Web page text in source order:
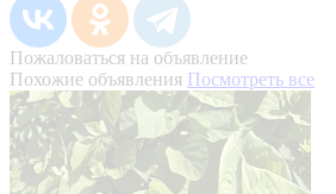
Пожаловаться на объявление
Похожие объявления Посмотреть все